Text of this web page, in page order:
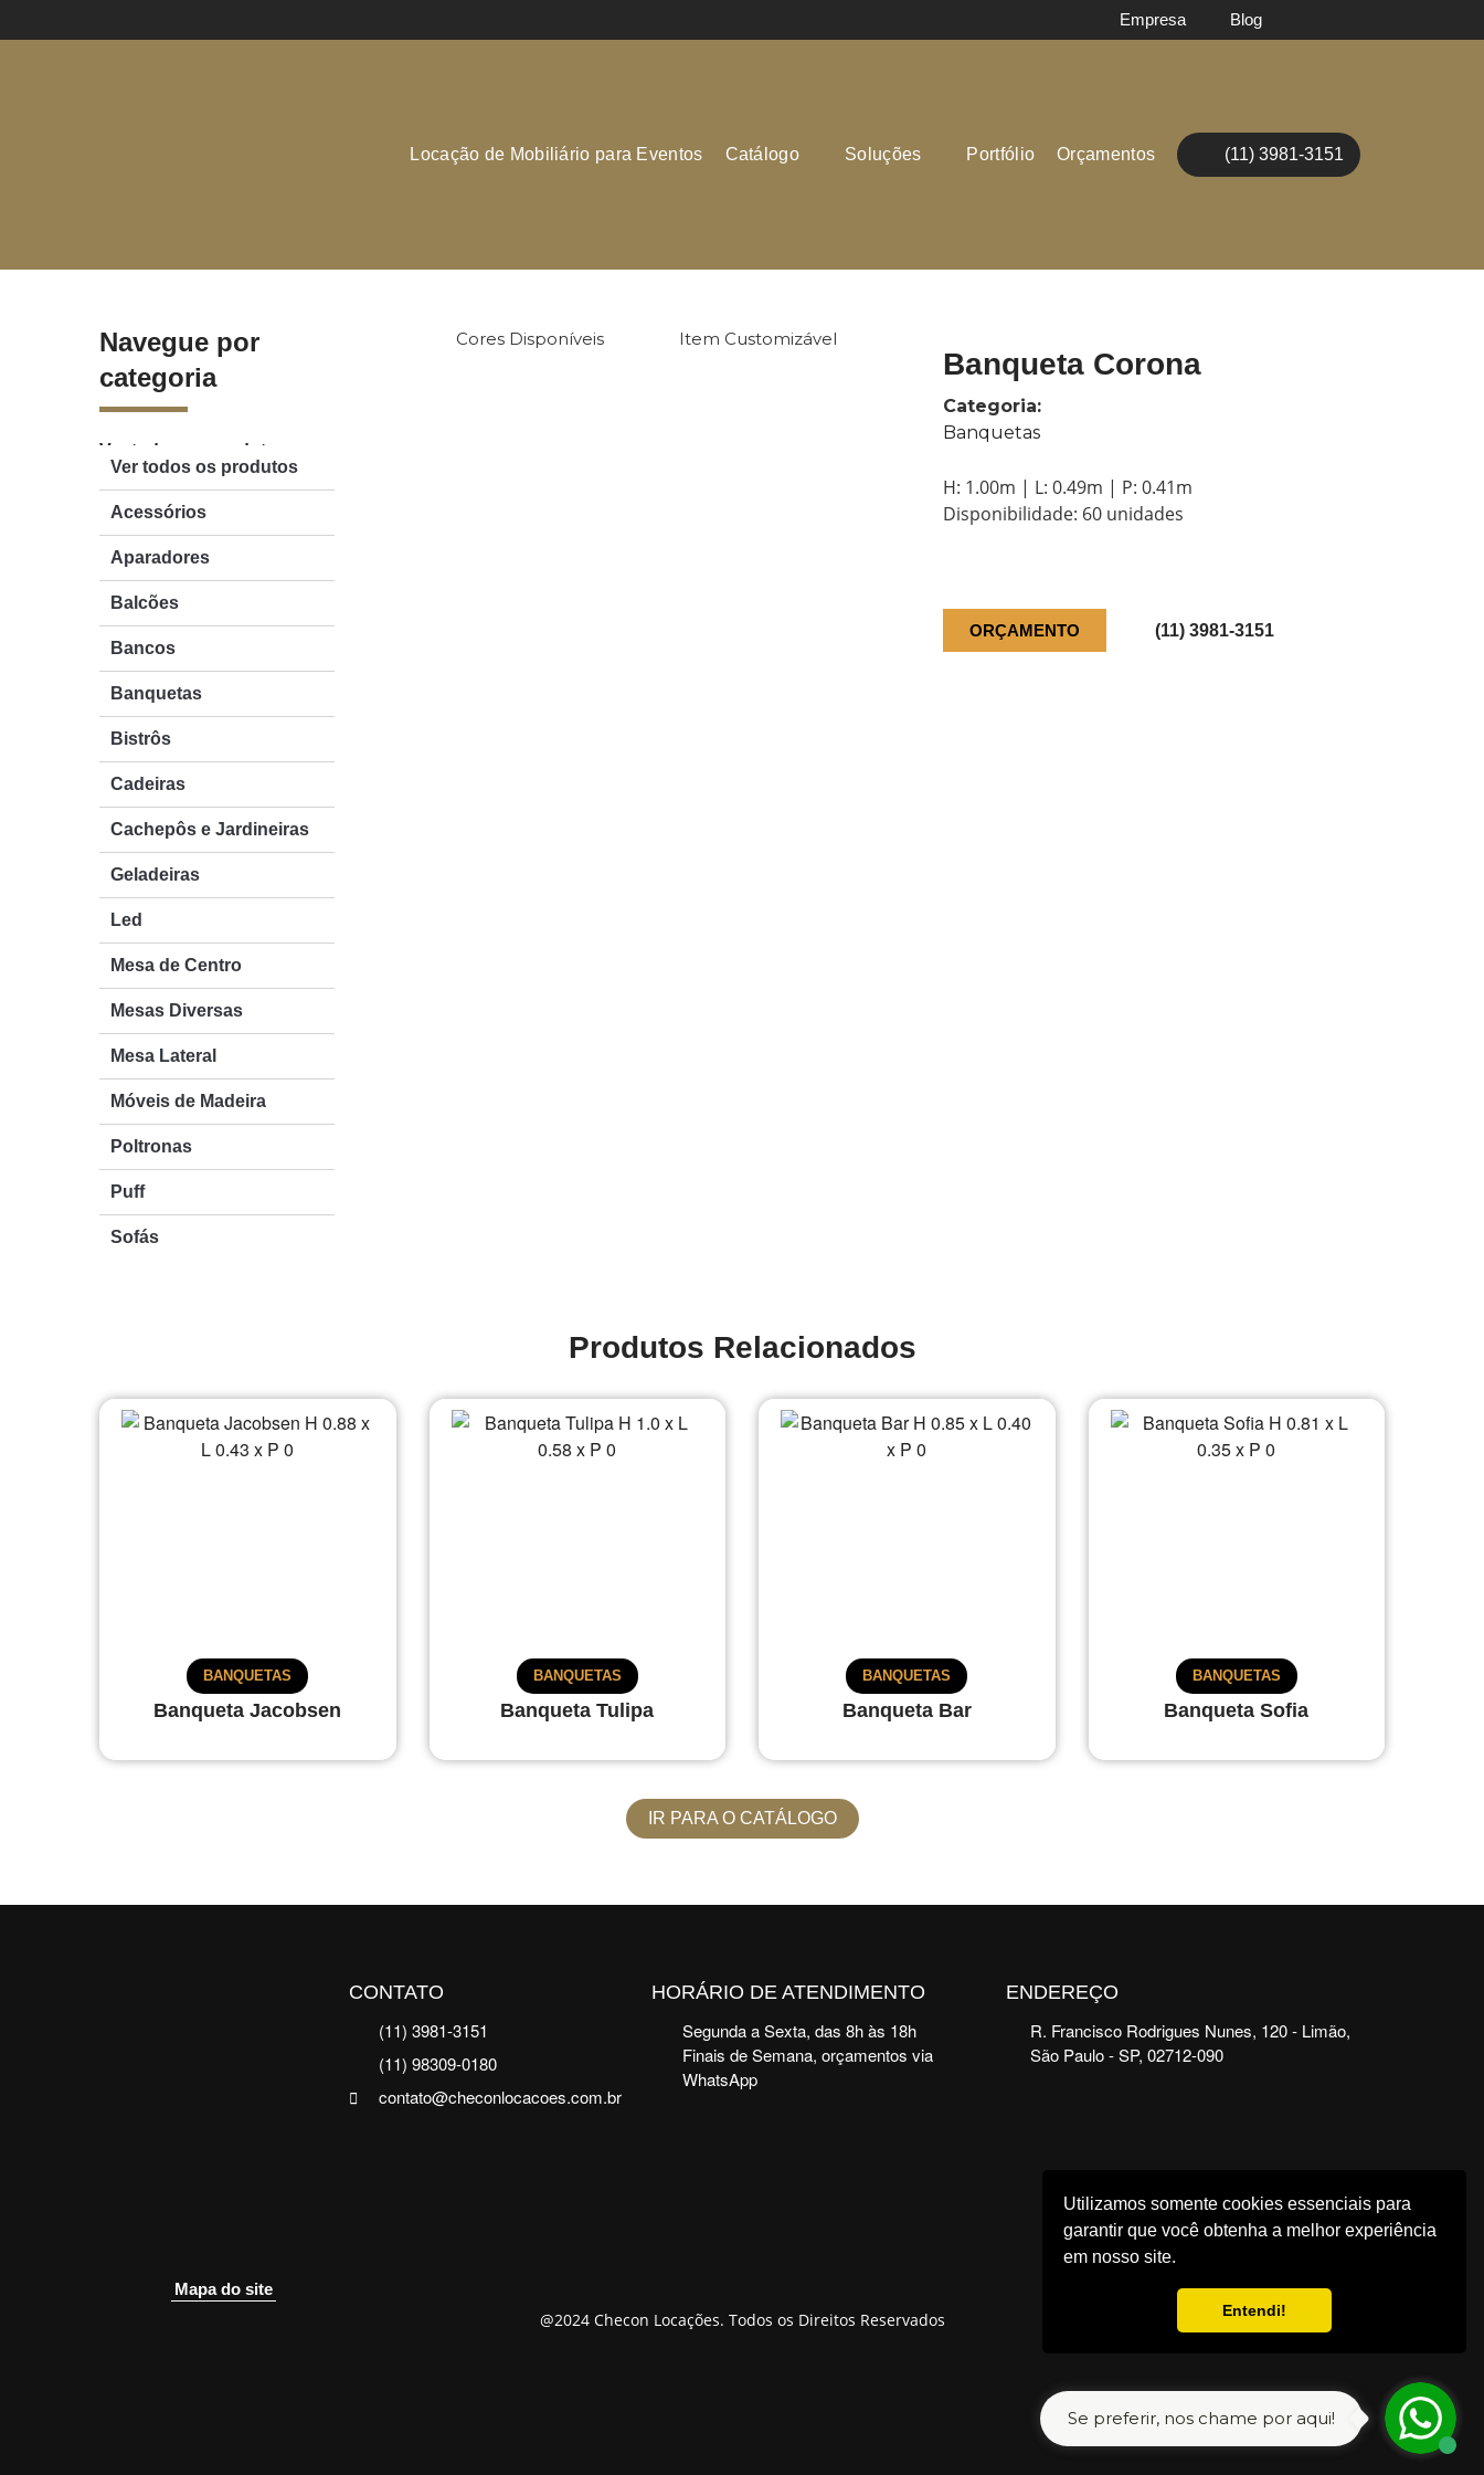
Utilizamos somente cookies essenciais para
garantir que você obtenha a melhor experiência
em nosso site.
Entendi!
Empresa Blog
Locação de Mobiliário para Eventos Catálogo Soluções Portfólio Orçamentos (11) 3981-3151
Navegue por
categoria
Ver todos os produtos
Acessórios
Aparadores
Balcões
Bancos
Banquetas
Bistrôs
Cadeiras
Cachepôs e Jardineiras
Geladeiras
Led
Mesa de Centro
Mesas Diversas
Mesa Lateral
Móveis de Madeira
Poltronas
Puff
Sofás
Ver todos os produtos
Aparadores
Balcões
Bancos
Bistrôs
Cadeiras
Cachepôs e Jardineiras
Geladeiras
Led
Mesas Diversas
Mesa Lateral
Móveis de Madeira
Poltronas
Sofás
Cores Disponíveis Item Customizável
Banqueta Corona
Categoria:
Banquetas
H: 1.00m | L: 0.49m | P: 0.41m
Disponibilidade: 60 unidades
ORÇAMENTO (11) 3981-3151
Produtos Relacionados
Banqueta Jacobsen
BANQUETAS
Banqueta Tulipa
BANQUETAS
Banqueta Bar
BANQUETAS
Banqueta Sofia
BANQUETAS
IR PARA O CATÁLOGO
Se preferir, nos chame por aqui!
Mapa do site
CONTATO
(11) 3981-3151
(11) 98309-0180
contato@checonlocacoes.com.br
HORÁRIO DE ATENDIMENTO
Segunda a Sexta, das 8h às 18h
Finais de Semana, orçamentos via
WhatsApp
ENDEREÇO
R. Francisco Rodrigues Nunes, 120 - Limão,
São Paulo - SP, 02712-090
@2024 Checon Locações. Todos os Direitos Reservados